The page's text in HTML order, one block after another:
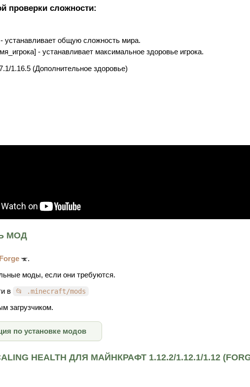
проверки сложности:
устанавливает общую сложность мира.
- устанавливает максимальное здоровье игрока.
МОД
Forge
.
моды, если они требуются.
в
📂 .minecraft/mods
загрузчиком.
по установке модов
HEALTH ДЛЯ МАЙНКРАФТ 1.12.2/1.12.1/1.12